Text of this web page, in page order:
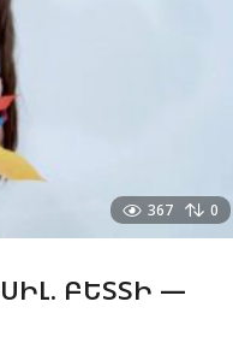
367 0
ԲԵՏՏԻ —